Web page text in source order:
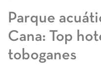
Parque
Cana: Top
toboganes